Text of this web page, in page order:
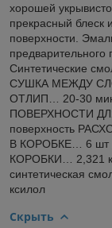
хорошей
прекрасный блеск
поверхности.
Синтетические
СУШКА МЕЖДУ
ОТЛИП… 20-30
ПОВЕРХНОСТИ
поверхность
В КОРОБКЕ… 6 шт
КОРОБКИ… 2,321
синтетическая
ксилол
Скрыть